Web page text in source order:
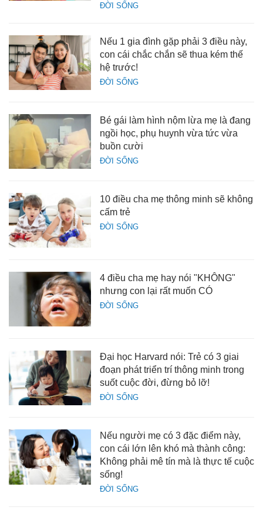
ĐỜI SỐNG
ĐỜI SỐNG
Nếu 1 gia đình gặp phải 3 điều này,
con cái chắc chắn sẽ thua kém thế
hệ trước!
ĐỜI SỐNG
Bé gái làm hình nộm lừa mẹ là đang
ngồi học, phụ huynh vừa tức vừa
buồn cười
ĐỜI SỐNG
10 điều cha mẹ thông minh sẽ không
cấm trẻ
ĐỜI SỐNG
4 điều cha mẹ hay nói "KHÔNG"
nhưng con lại rất muốn CÓ
ĐỜI SỐNG
Đại học Harvard nói: Trẻ có 3 giai
đoạn phát triển trí thông minh trong
suốt cuộc đời, đừng bỏ lỡ!
ĐỜI SỐNG
Nếu người mẹ có 3 đặc điểm này,
con cái lớn lên khó mà thành công:
Không phải mê tín mà là thực tế cuộc
sống!